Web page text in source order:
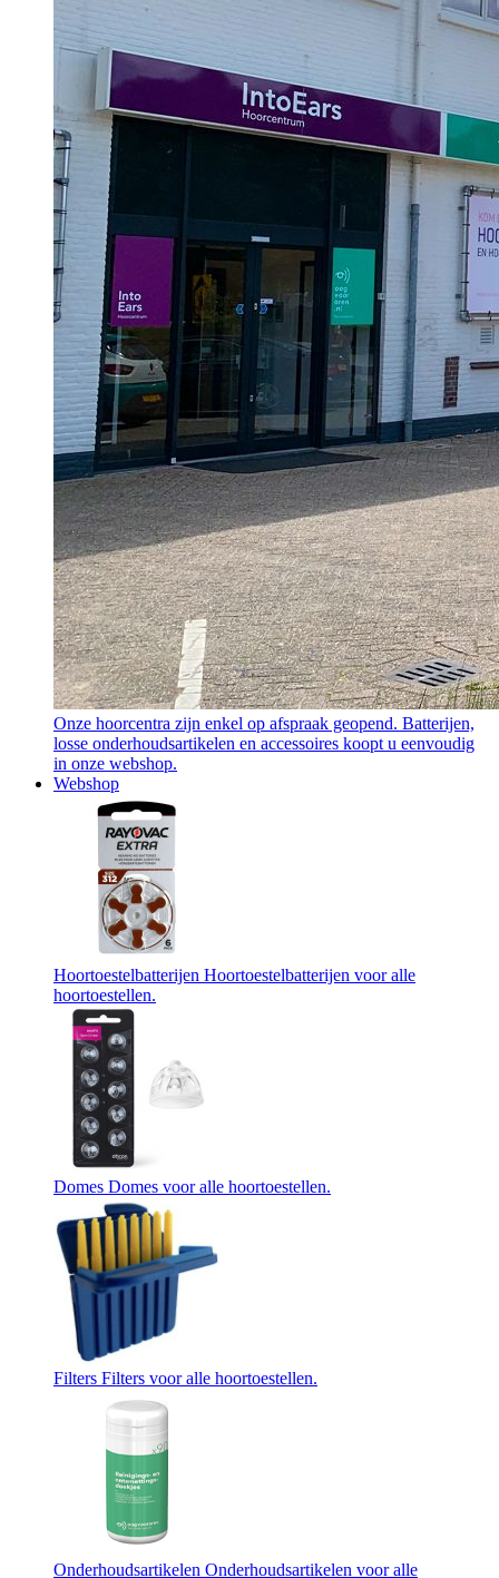
Onze hoorcentra zijn enkel op afspraak geopend. Batterijen,
losse onderhoudsartikelen en accessoires koopt u eenvoudig
in onze webshop.
Webshop
Hoortoestelbatterijen Hoortoestelbatterijen voor alle
hoortoestellen.
Domes Domes voor alle hoortoestellen.
Filters Filters voor alle hoortoestellen.
Onderhoudsartikelen Onderhoudsartikelen voor alle